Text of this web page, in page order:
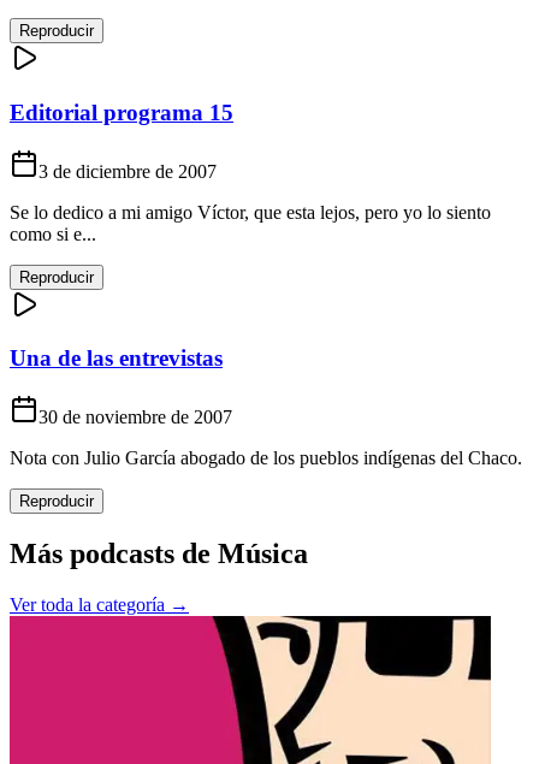
Reproducir
Editorial programa 15
3 de diciembre de 2007
Se lo dedico a mi amigo Víctor, que esta lejos, pero yo lo siento
como si e...
Reproducir
Una de las entrevistas
30 de noviembre de 2007
Nota con Julio García abogado de los pueblos indígenas del Chaco.
Reproducir
Más podcasts de Música
Ver toda la categoría →